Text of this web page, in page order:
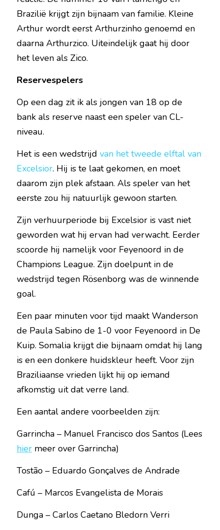
Brazilië krijgt zijn bijnaam van familie. Kleine
Arthur wordt eerst Arthurzinho genoemd en
daarna Arthurzico. Uiteindelijk gaat hij door
het leven als Zico.
Reservespelers
Op een dag zit ik als jongen van 18 op de
bank als reserve naast een speler van CL-
niveau.
Het is een wedstrijd van het tweede elftal van
Excelsior. Hij is te laat gekomen, en moet
daarom zijn plek afstaan. Als speler van het
eerste zou hij natuurlijk gewoon starten.
Zijn verhuurperiode bij Excelsior is vast niet
geworden wat hij ervan had verwacht. Eerder
scoorde hij namelijk voor Feyenoord in de
Champions League. Zijn doelpunt in de
wedstrijd tegen Rösenborg was de winnende
goal.
Een paar minuten voor tijd maakt Wanderson
de Paula Sabino de 1-0 voor Feyenoord in De
Kuip. Somalia krijgt die bijnaam omdat hij lang
is en een donkere huidskleur heeft. Voor zijn
Braziliaanse vrieden lijkt hij op iemand
afkomstig uit dat verre land.
Een aantal andere voorbeelden zijn:
hier meer over Garrincha)
Tostão – Eduardo Gonçalves de Andrade
Cafú – Marcos Evangelista de Morais
Dunga – Carlos Caetano Bledorn Verri